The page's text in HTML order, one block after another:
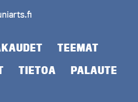
TEEMAT
TIETOA PALAUTE